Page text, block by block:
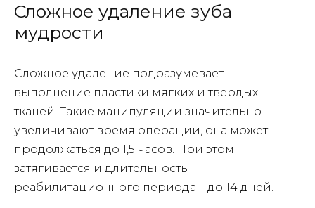
Сложное удаление зуба
мудрости
Сложное удаление подразумевает
выполнение пластики мягких и твердых
тканей. Такие манипуляции значительно
увеличивают время операции, она может
продолжаться до 1,5 часов. При этом
затягивается и длительность
реабилитационного периода – до 14 дней.